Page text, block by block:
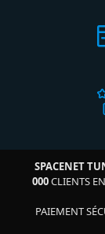
SPACENET
000CLIENTS
PAIEMENT